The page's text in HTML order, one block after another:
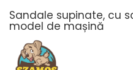
Sandale supinate, cu
model de mașină